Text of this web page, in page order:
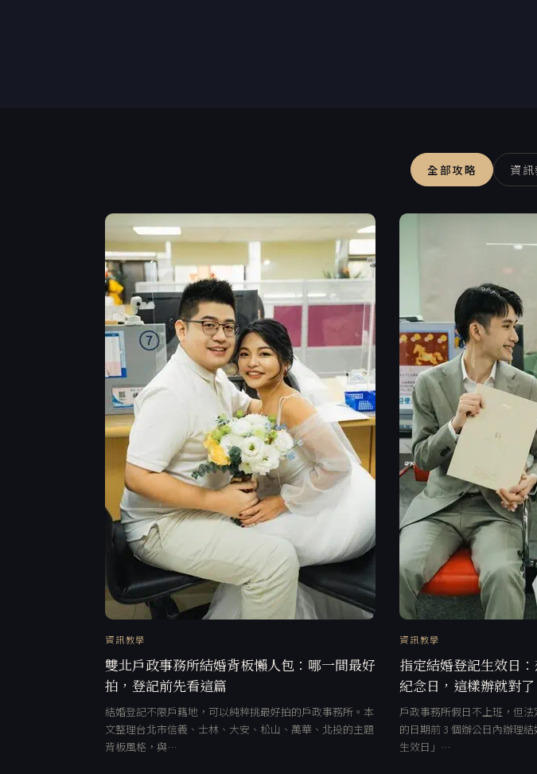
全部攻略 資
資訊教學
雙北戶政事務所結婚背板懶人包：哪一間最好
拍，登記前先看這篇
結婚登記不限戶籍地，可以純粹挑最好拍的戶政事務所。本
文整理台北市信義、士林、大安、松山、萬華、北投的主題
背板風格，與…
資訊教學
指定結婚登記生效日
紀念日，這樣辦就對了
戶政事務所假日不上班，但
的日期前 3 個辦公日內辦理
生效日」…